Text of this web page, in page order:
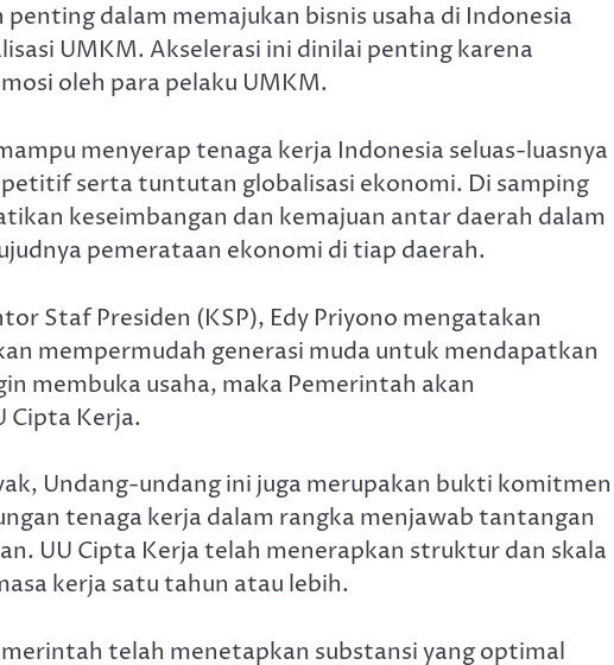
dalam memajukan bisnis usaha di Indonesia
UMKM. Akselerasi ini dinilai penting karena
oleh para pelaku UMKM.
menyerap tenaga kerja Indonesia seluas-luasnya
serta tuntutan globalisasi ekonomi. Di samping
keseimbangan dan kemajuan antar daerah dalam
pemerataan ekonomi di tiap daerah.
Staf Presiden (KSP), Edy Priyono mengatakan
mempermudah generasi muda untuk mendapatkan
membuka usaha, maka Pemerintah akan
Cipta Kerja.
Undang-undang ini juga merupakan bukti komitmen
tenaga kerja dalam rangka menjawab tantangan
UU Cipta Kerja telah menerapkan struktur dan skala
kerja satu tahun atau lebih.
telah menetapkan substansi yang optimal